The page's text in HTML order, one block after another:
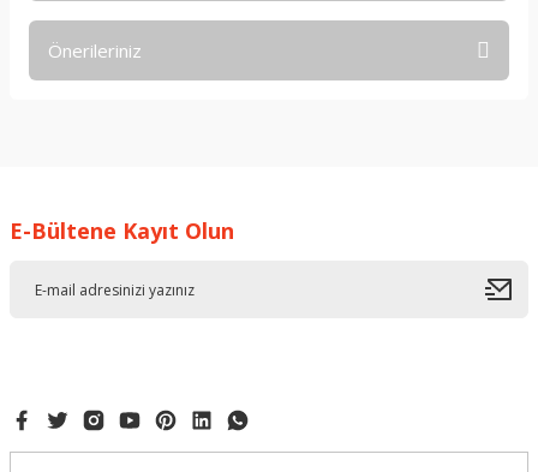
Önerileriniz
Ürün resmi kalitesiz, bozuk veya görüntülenemiyor.
E-Bültene Kayıt Olun